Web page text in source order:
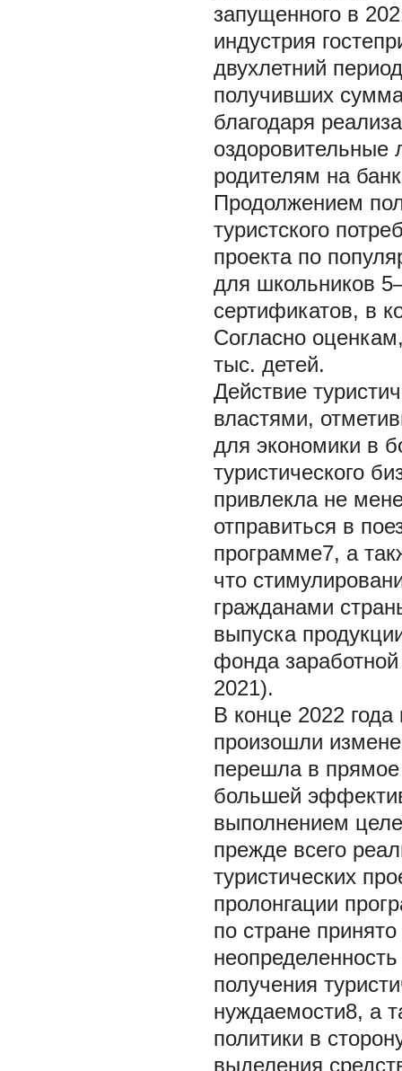
запущенного в
индустрия
двухлетний
получивших
благодаря
оздоровительные
родителям на
Продолжением
туристского
проекта по
для школьников
сертификатов, в
Согласно
тыс. детей.
Действие
властями,
для экономики в
туристического
привлекла не
отправиться в
программе7, а
что
гражданами
выпуска
фонда
2021).
В конце 2022
произошли
перешла в
большей
выполнением
прежде всего
туристических
пролонгации
по стране
получения
нуждаемости8, а
политики в
выделения